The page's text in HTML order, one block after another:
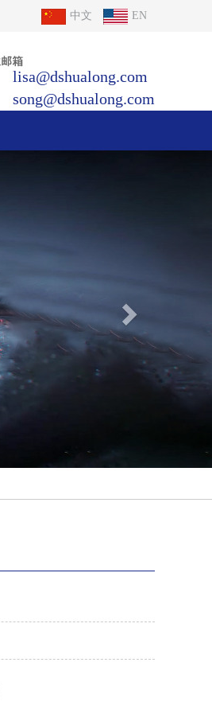
中文 EN
lisa@dshualong.com
song@dshualong.com